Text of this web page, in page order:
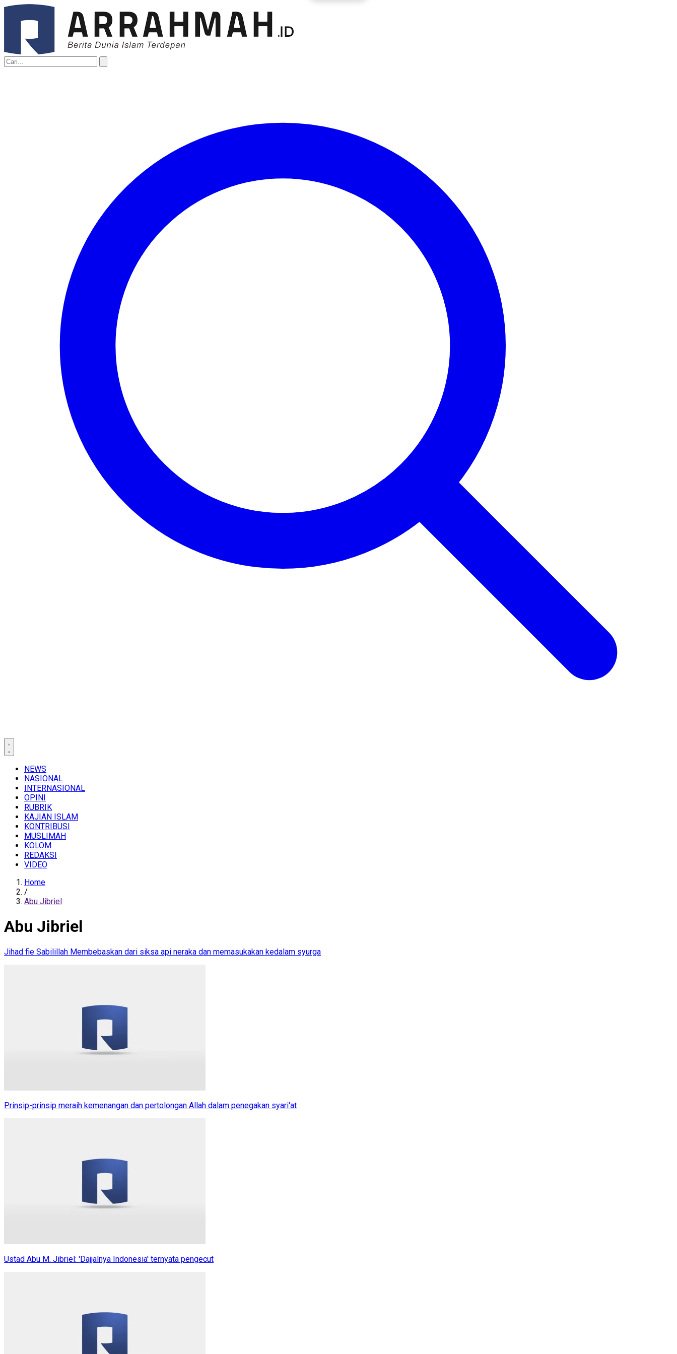
NEWS
NASIONAL
INTERNASIONAL
OPINI
RUBRIK
KAJIAN ISLAM
KONTRIBUSI
MUSLIMAH
KOLOM
REDAKSI
VIDEO
Home
/
Abu Jibriel
Abu Jibriel
Jihad fie Sabilillah Membebaskan dari siksa api neraka dan memasukakan kedalam syurga
Prinsip-prinsip meraih kemenangan dan pertolongan Allah dalam penegakan syari'at
Ustad Abu M. Jibriel: 'Dajjalnya Indonesia' ternyata pengecut